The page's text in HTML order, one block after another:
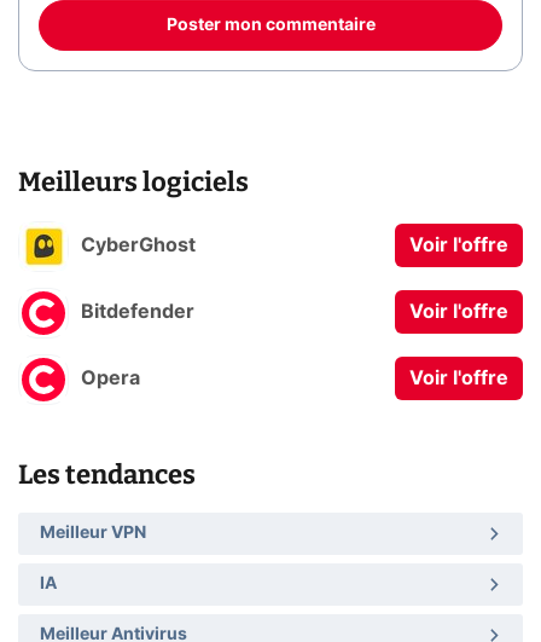
Poster mon commentaire
Meilleurs logiciels
CyberGhost Voir l'offre
Bitdefender Voir l'offre
Opera Voir l'offre
Les tendances
Meilleur VPN
IA
Meilleur Antivirus